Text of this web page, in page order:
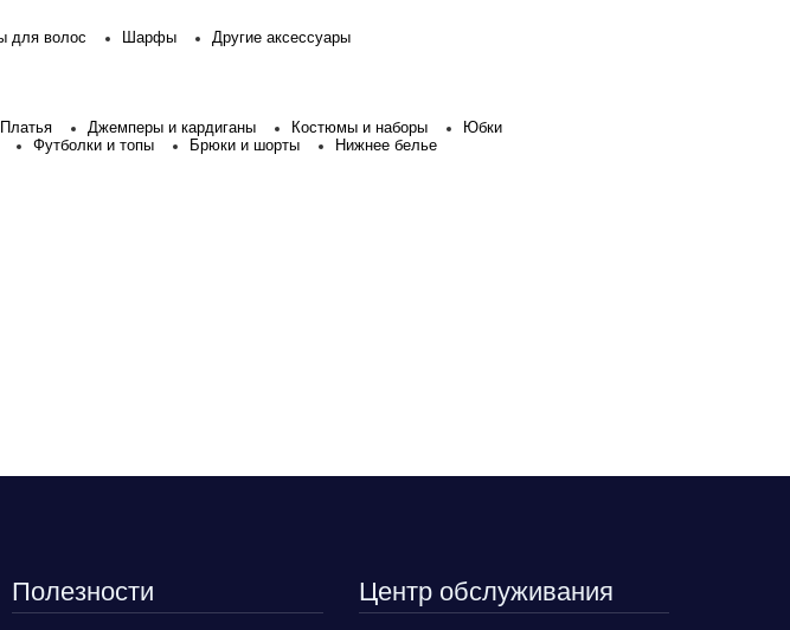
для волос Шарфы Другие аксессуары
Платья Джемперы и кардиганы Костюмы и наборы
Юбки
Футболки и топы Брюки и шорты
Нижнее белье
Полезности Центр обслуживания